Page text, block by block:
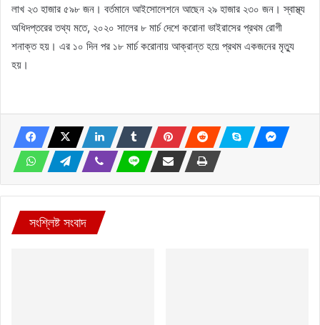
লাখ ২৩ হাজার ৫৯৮ জন। বর্তমানে আইসোলেশনে আছেন ২৯ হাজার ২৩০ জন। স্বাস্থ্য
অধিদপ্তরের তথ্য মতে, ২০২০ সালের ৮ মার্চ দেশে করোনা ভাইরাসের প্রথম রোগী
শনাক্ত হয়। এর ১০ দিন পর ১৮ মার্চ করোনায় আক্রান্ত হয়ে প্রথম একজনের মৃত্যু
হয়।
সংশ্লিষ্ট সংবাদ